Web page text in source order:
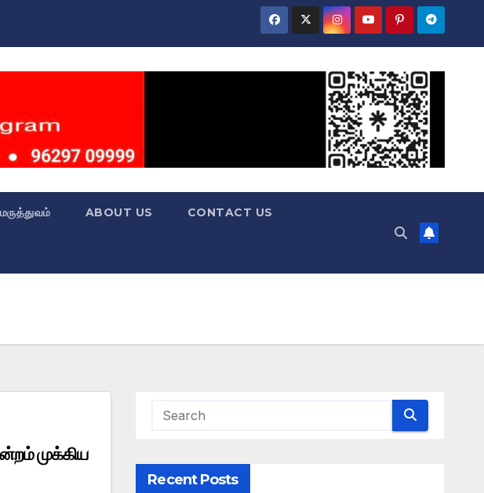
மருத்துவம் ABOUT US CONTACT US
முக்கிய
Recent Posts